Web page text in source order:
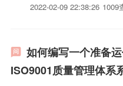
2022-02-09 22:38:26 1009
如何编写一个准备
ISO9001质量管理体系